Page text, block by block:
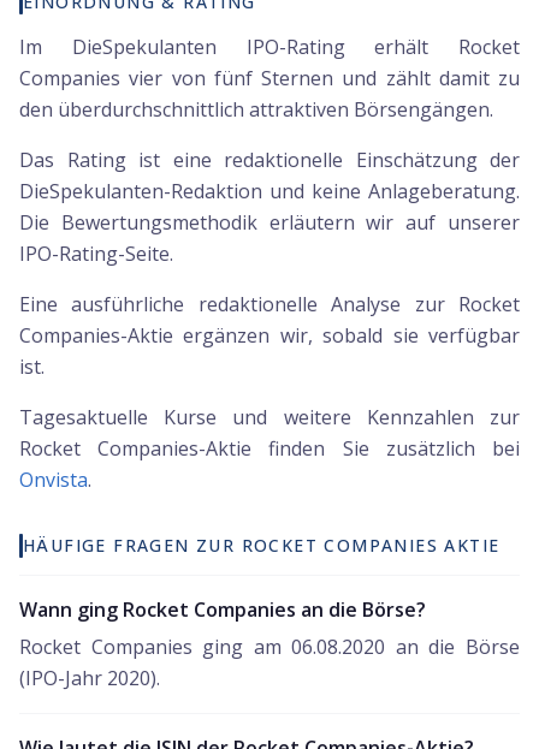
Im DieSpekulanten IPO-Rating erhält Rocket
Companies vier von fünf Sternen und zählt damit zu
den überdurchschnittlich attraktiven Börsengängen.
Das Rating ist eine redaktionelle Einschätzung der
DieSpekulanten-Redaktion und keine Anlageberatung.
Die Bewertungsmethodik erläutern wir auf unserer
IPO-Rating-Seite.
Eine ausführliche redaktionelle Analyse zur Rocket
Companies-Aktie ergänzen wir, sobald sie verfügbar
ist.
Tagesaktuelle Kurse und weitere Kennzahlen zur
Rocket Companies-Aktie finden Sie zusätzlich bei
Onvista.
HÄUFIGE FRAGEN ZUR ROCKET COMPANIES AKTIE
Wann ging Rocket Companies an die Börse?
Rocket Companies ging am 06.08.2020 an die Börse
(IPO-Jahr 2020).